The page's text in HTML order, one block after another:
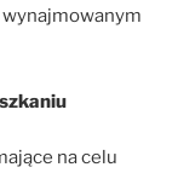
na celu